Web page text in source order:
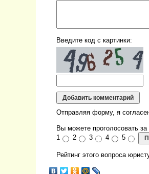
Введите код c картинки:
Отправляя форму, я
Вы можете проголосовать
1
2 3 4 5
Рейтинг этого вопроса